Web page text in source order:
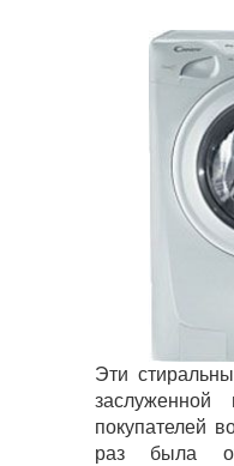
Эти
заслуженной
покупателей
раз была